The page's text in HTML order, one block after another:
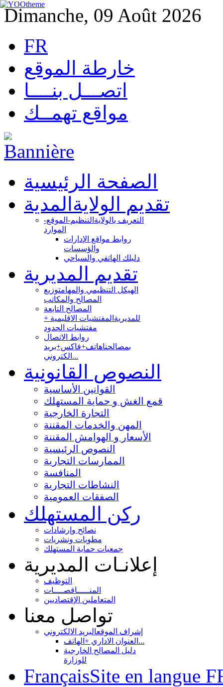
Dimanche, 09 Août 2026
FR
خارطة الموقع
اتصـــل بنــــا
مواقع تهمــك
الصفحة الرئيسية
تقديم الولاية المدية
التعريف بالولاية التنظيم-الموقع-
الموارد
روابط مواقع الإدارات
والؤسسات
دليلك الهاتفي والسياحي
تقديم المديرية
الهيكل التنظيمي والمهامتوزيع
المصالح والمكاتب
المصالح التابعة
للمديرية المفتشيات الاقليمية +
مفتشيات الحدود
روابط الاتصال
بمصالحناهاتف+فاكس+بريد
الكتروني...
النصوص القانونية
القوانين الأساسية
قمع الغش و حماية المستهلك
التجارة الخارجية
المهن والخدمات المقننة
الأسعار و الهوامش المقننة
النصوص الرئيسية
الممارسات التجارية
المنافسة
النشاطات التجارية
الصفقات العمومية
ركن المستهلك
نصائح وإرشادات
مطويات ونشريات
جمعيات حماية المستهلك
إعلانـات المديرية
التوظيف
المنـــــاقصــــات
المتعاملين الإقتصاديين
تواصل معنا
إشراف الموقعالبريد الالكتروني
العنوان الاداري +الهاتف...
دليل المصالح الخارجية
للوزارة
FrançaisSite en langue